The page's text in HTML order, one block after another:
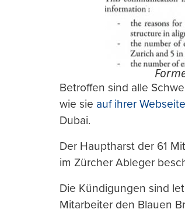
Betroffen sind alle
wie sie auf ihrer Webseite
Dubai.
Der Hauptharst der 61
im Zürcher Ableger
Die Kündigungen sind
Mitarbeiter den Blauen